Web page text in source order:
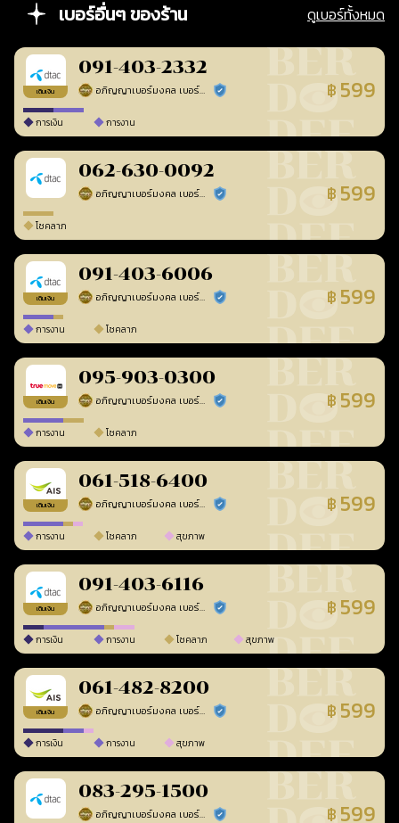
เบอร์อื่นๆ ของร้าน ดูเบอร์ทั้งหมด
เติมเงิน
091-403-2332
อภิญญาเบอร์มงคล เบอร์สวยเลขศาสตร์ ร้านยืนยันแล้ว ฿ 599
การเงิน การงาน
062-630-0092
อภิญญาเบอร์มงคล เบอร์สวยเลขศาสตร์ ร้านยืนยันแล้ว ฿ 599
โชคลาภ
เติมเงิน
091-403-6006
อภิญญาเบอร์มงคล เบอร์สวยเลขศาสตร์ ร้านยืนยันแล้ว ฿ 599
การงาน โชคลาภ
เติมเงิน
095-903-0300
อภิญญาเบอร์มงคล เบอร์สวยเลขศาสตร์ ร้านยืนยันแล้ว ฿ 599
การงาน โชคลาภ
เติมเงิน
061-518-6400
อภิญญาเบอร์มงคล เบอร์สวยเลขศาสตร์ ร้านยืนยันแล้ว ฿ 599
การงาน โชคลาภ สุขภาพ
เติมเงิน
091-403-6116
อภิญญาเบอร์มงคล เบอร์สวยเลขศาสตร์ ร้านยืนยันแล้ว ฿ 599
การเงิน การงาน โชคลาภ สุขภาพ
เติมเงิน
061-482-8200
อภิญญาเบอร์มงคล เบอร์สวยเลขศาสตร์ ร้านยืนยันแล้ว ฿ 599
การเงิน การงาน สุขภาพ
083-295-1500
อภิญญาเบอร์มงคล เบอร์สวยเลขศาสตร์ ร้านยืนยันแล้ว ฿ 599